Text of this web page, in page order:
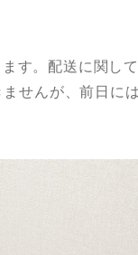
す。配送に関し
せんが、前日に